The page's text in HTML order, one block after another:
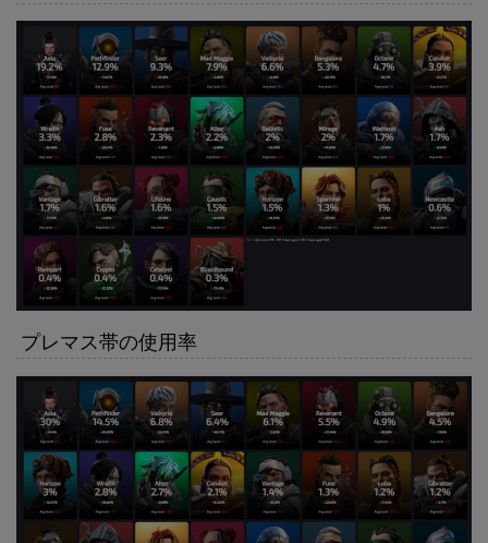
プレマス帯の使用率